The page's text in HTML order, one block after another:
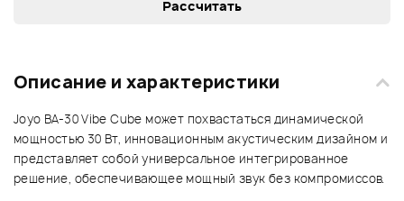
Описание и характеристики
Joyo BA-30 Vibe Cube может похвастаться динамической
мощностью 30 Вт, инновационным акустическим дизайном и
представляет собой универсальное интегрированное
решение, обеспечивающее мощный звук без компромиссов.